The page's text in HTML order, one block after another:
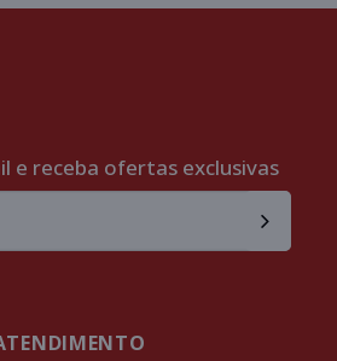
e receba ofertas exclusivas